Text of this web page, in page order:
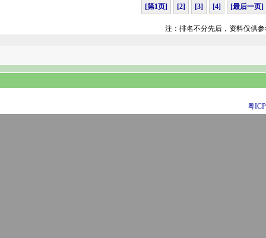
[第1页] [2] [3] [4] [最后一页]
注：排名不分先后，资料仅供
粤